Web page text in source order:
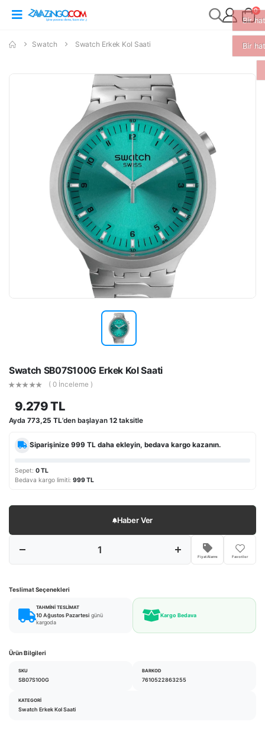
0
Swatch Swatch Erkek Kol Saati
Swatch SB07S100G Erkek Kol Saati
( 0 İnceleme )
9.279 TL
Ayda 773,25 TL’den başlayan 12 taksitle
Siparişinize999 TL daha ekleyin, bedava kargo kazanın.
Sepet: 0 TL
Bedava kargo limiti: 999 TL
Haber Ver
Fiyat Alarmı Favoriler
Teslimat Seçenekleri
TAHMINI TESLIMAT
10 Ağustos Pazartesi günü
kargoda
Kargo Bedava
Ürün Bilgileri
SKU
SB07S100G
BARKOD
7610522863255
KATEGORI
Swatch Erkek Kol Saati